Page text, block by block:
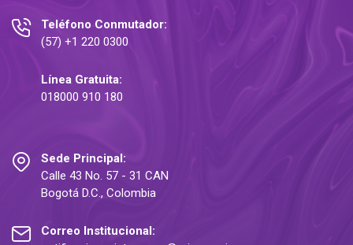
Teléfono Conmutador:
(57) +1 220 0300
Línea Gratuita:
018000 910 180
Sede Principal:
Calle 43 No. 57 - 31 CAN
Bogotá D.C., Colombia
Correo Institucional: